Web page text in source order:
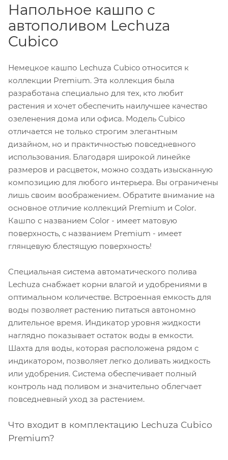
Напольное кашпо с
автополивом Lechuza
Cubico
Немецкое кашпо Lechuza Cubico относится к
коллекции Premium. Эта коллекция была
разработана специально для тех, кто любит
растения и хочет обеспечить наилучшее качество
озеленения дома или офиса. Модель Cubico
отличается не только строгим элегантным
дизайном, но и практичностью повседневного
использования. Благодаря широкой линейке
размеров и расцветок, можно создать изысканную
композицию для любого интерьера. Вы ограничены
лишь своим воображением. Обратите внимание на
основное отличие коллекций Premium и Color.
Кашпо с названием Color - имеет матовую
поверхность, с названием Premium - имеет
глянцевую блестящую поверхность!
Специальная система автоматического полива
Lechuza снабжает корни влагой и удобрениями в
оптимальном количестве. Встроенная емкость для
воды позволяет растению питаться автономно
длительное время. Индикатор уровня жидкости
наглядно показывает остаток воды в емкости.
Шахта для воды, которая расположена рядом с
индикатором, позволяет легко доливать жидкость
или удобрения. Система обеспечивает полный
контроль над поливом и значительно облегчает
повседневный уход за растением.
Что входит в комплектацию Lechuza Cubico
Premium?